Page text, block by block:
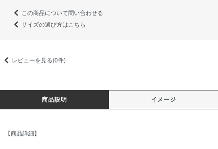
この商品について問い合わせる
サイズの選び方はこちら
レビューを見る(0件)
商品説明 イメージ
【商品詳細】